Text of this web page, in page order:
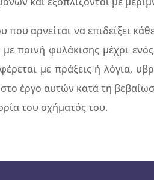
αρνείται να επιδείξει
ποινή φυλάκισης μέχρι
με πράξεις ή λόγια,
έργο αυτών κατά τη
του οχήματός του.